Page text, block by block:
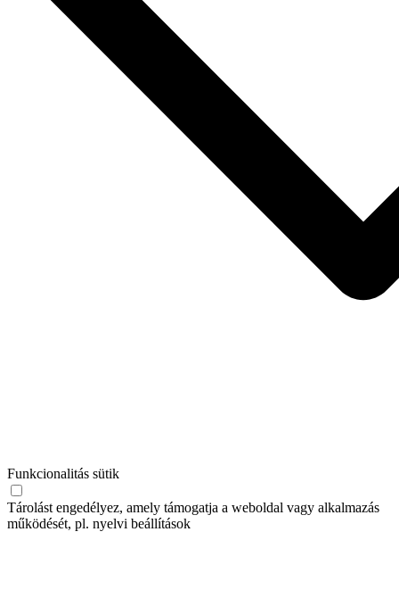
Funkcionalitás sütik
Tárolást engedélyez, amely támogatja a weboldal vagy alkalmazás
működését, pl. nyelvi beállítások